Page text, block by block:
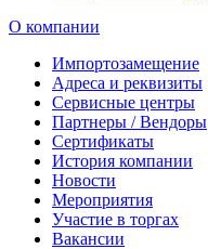
О компании
Импортозамещение
Адреса и реквизиты
Сервисные центры
Партнеры / Вендоры
Сертификаты
История компании
Новости
Мероприятия
Участие в торгах
Вакансии